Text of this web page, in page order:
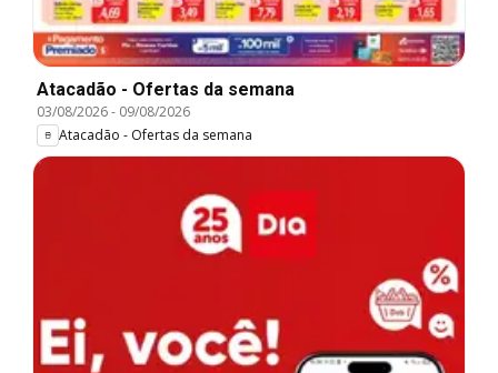
Atacadão - Ofertas da semana
03/08/2026- 09/08/2026
Atacadão - Ofertas da semana